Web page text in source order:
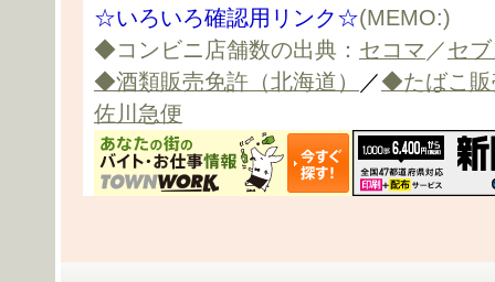
☆いろいろ確認用リンク☆(MEMO:)
◆コンビニ店舗数の出典： セコマ ／セ
◆酒類販売免許（北海道）
／◆たばこ販
佐川急便